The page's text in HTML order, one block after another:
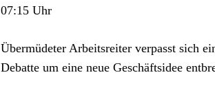
07:15 Uhr
Übermüdeter Arbeitsreiter verpasst sich
Debatte um eine neue Geschäftsidee